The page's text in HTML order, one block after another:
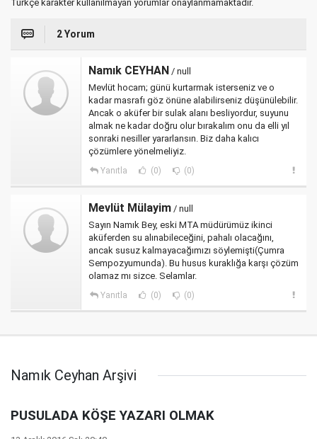
Türkçe karakter kullanılmayan yorumlar onaylanmamaktadır.
2 Yorum
Namık CEYHAN / null
Mevlüt hocam; günü kurtarmak isterseniz ve o
kadar masrafı göz önüne alabilirseniz düşünülebilir.
Ancak o aküfer bir sulak alanı besliyordur, suyunu
almak ne kadar doğru olur bırakalım onu da elli yıl
sonraki nesiller yararlansın. Biz daha kalıcı
çözümlere yönelmeliyiz.
Yanıtla (0) (0)
Mevlüt Mülayim / null
Sayın Namık Bey, eski MTA müdürümüz ikinci
aküferden su alınabileceğini, pahalı olacağını,
ancak susuz kalmayacağımızı söylemişti(Çumra
Sempozyumunda). Bu husus kuraklığa karşı çözüm
olamaz mı sizce. Selamlar.
Yanıtla (0) (0)
Namık Ceyhan Arşivi
PUSULADA KÖŞE YAZARI OLMAK